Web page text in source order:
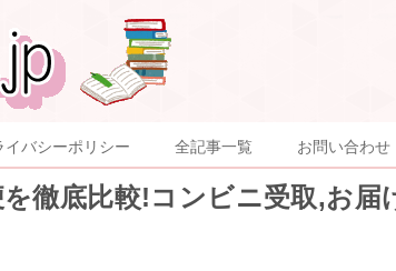
イバシーポリシー 全記事一覧 お問い合わせ
徹底比較!コンビニ受取,お届